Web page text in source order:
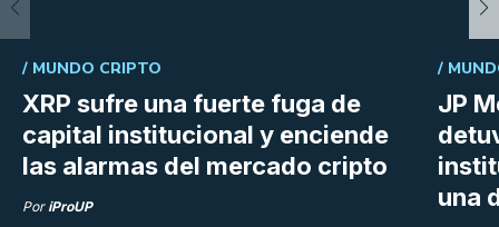
XRP sufre una fuerte fuga de
capital institucional y enciende
las alarmas del mercado cripto
/ MUNDO CRIPTO
Por iProUP
JP
una
/